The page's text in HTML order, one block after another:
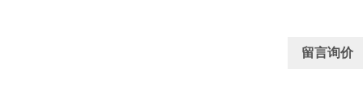
留言询价